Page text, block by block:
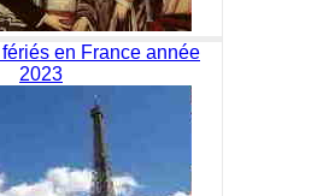
en France année
2023